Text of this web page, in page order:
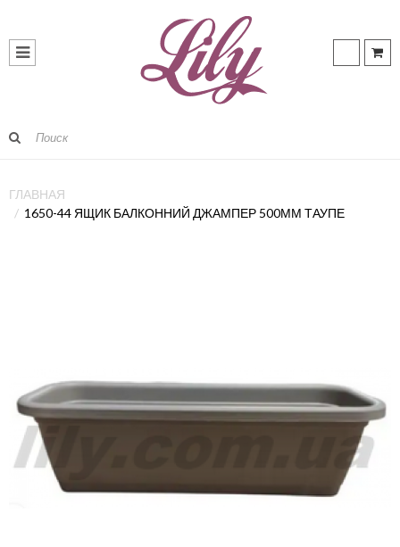
ГЛАВНАЯ
1650-44 ЯЩИК БАЛКОННИЙ ДЖАМПЕР 500ММ ТАУПЕ